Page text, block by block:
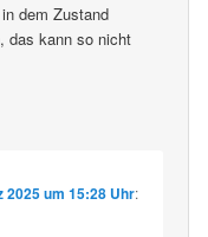
dem Zustand
das kann so nicht
2025 um 15:28 Uhr: